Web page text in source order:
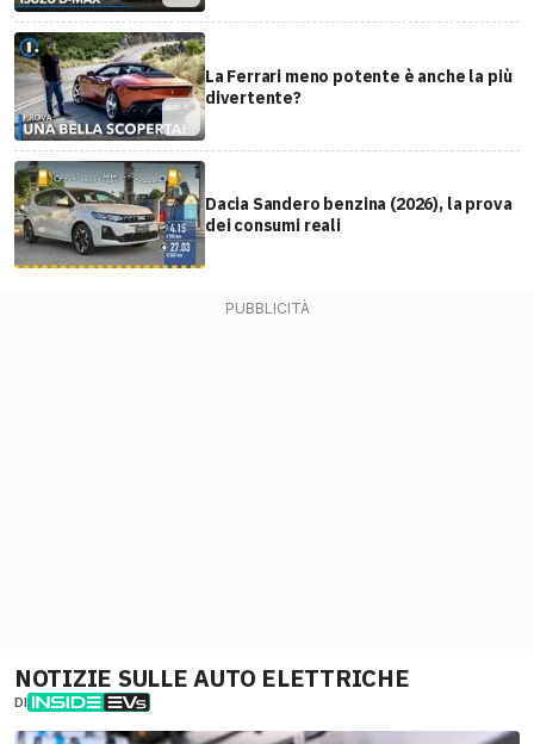
La Ferrari meno potente è anche la più
divertente?
Dacia Sandero benzina (2026), la prova
dei consumi reali
NOTIZIE SULLE AUTO ELETTRICHE
DI